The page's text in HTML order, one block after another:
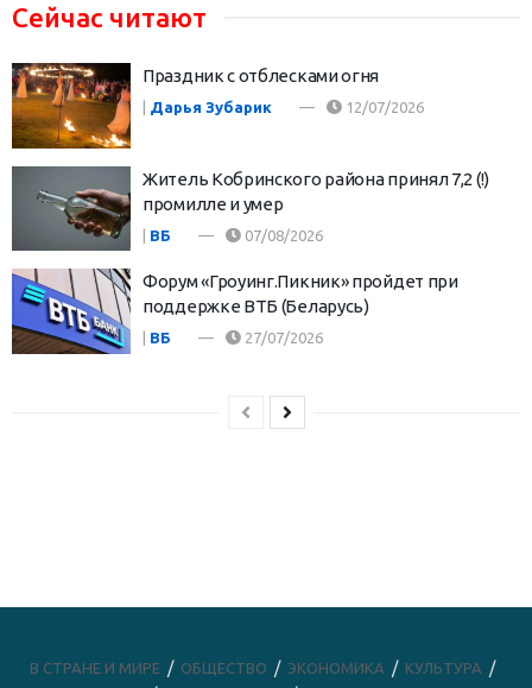
Сейчас читают
Праздник с отблесками огня
Дарья Зубарик 12/07/2026
Житель Кобринского района принял 7,2 (!)
промилле и умер
ВБ 07/08/2026
Форум «Гроуинг.Пикник» пройдет при
поддержке ВТБ (Беларусь)
ВБ 27/07/2026
В СТРАНЕ И МИРЕ ОБЩЕСТВО ЭКОНОМИКА
КУЛЬТУРА